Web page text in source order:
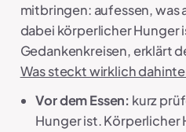
mitbringen: aufessen, was
dabei körperlicher Hunger
Gedankenkreisen, erklärt
Was steckt wirklich
Vor dem Essen: kurz
Hunger ist. Körperlicher